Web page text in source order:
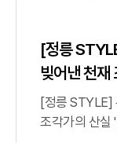
[정릉
빚어낸 천재
[정릉 STYLE]